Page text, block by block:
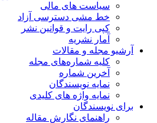
سیاست های مالی
خط مشی دسترسی آزاد
کپی رایت و قوانین نشر
آمار نشریه
آرشیو مجله و مقالات
کلیه شماره‌های مجله
آخرین شماره
نمایه نویسندگان
نمایه واژه های کلیدی
برای نویسندگان
راهنمای نگارش مقاله